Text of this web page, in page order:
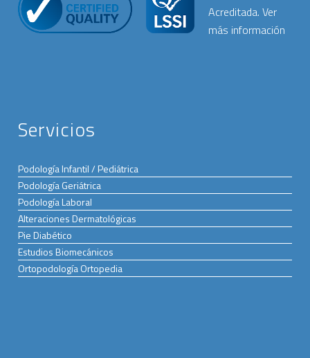
Servicios
Podología Infantil / Pediátrica
Podología Geriátrica
Podología Laboral
Alteraciones Dermatológicas
Pie Diabético
Estudios Biomecánicos
Ortopodología Ortopedia